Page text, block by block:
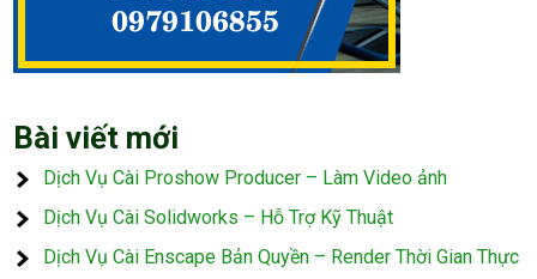
Bài viết mới
Dịch Vụ Cài Proshow Producer – Làm Video ảnh
Dịch Vụ Cài Solidworks – Hỗ Trợ Kỹ Thuật
Dịch Vụ Cài Enscape Bản Quyền – Render Thời Gian Thực